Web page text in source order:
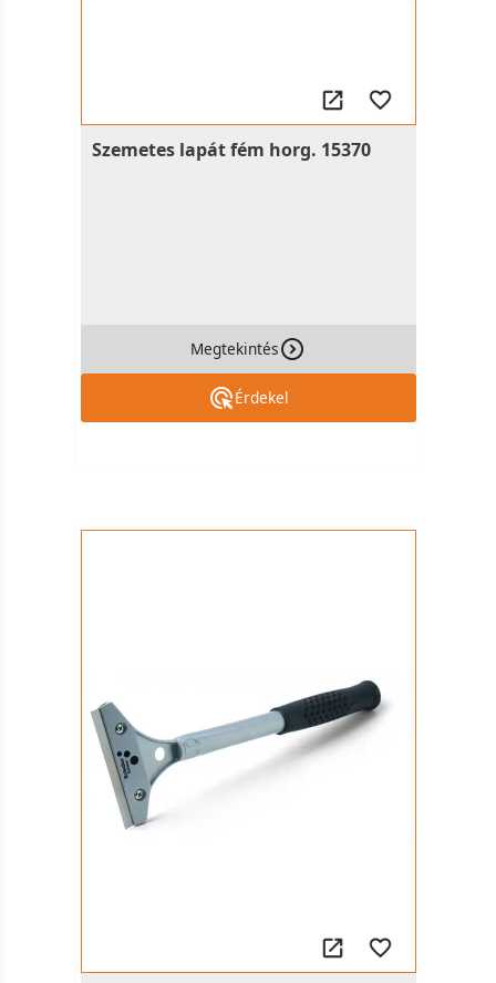
Szemetes lapát fém horg. 15370
Megtekintés
Érdekel